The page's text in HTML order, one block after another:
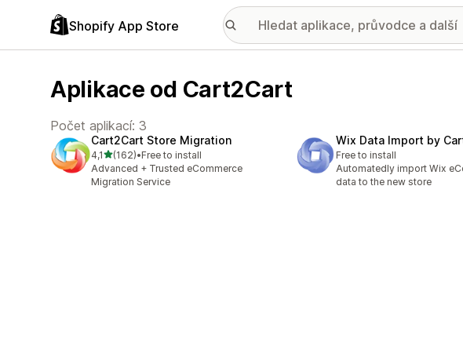
Shopify App Store
Aplikace od Cart2Cart
Počet aplikací: 3
Cart2Cart Store Migration
4,1z 5 hvězd
(162)
Celkový počet recenzí: 162
•Free to install
Advanced + Trusted eCommerce
Migration Service
Wix Data Import by
Free to install
Automatedly import Wix
data to the new store